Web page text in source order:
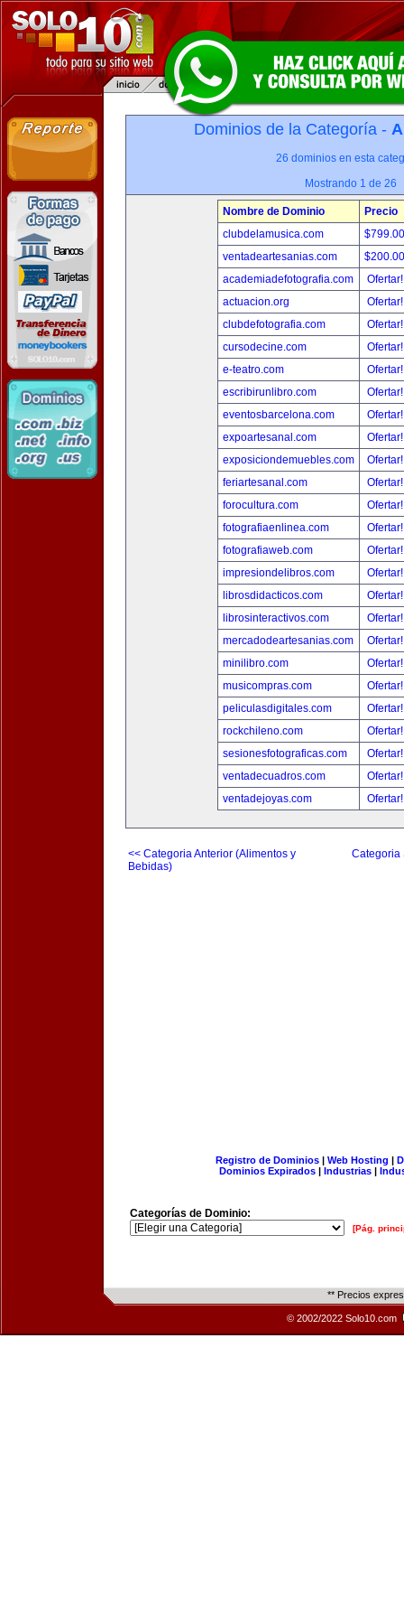
Dominios de la Categoría -
26 dominios en esta
Mostrando 1 de 26
Nombre de Dominio
Precio
clubdelamusica.com
ventadeartesanias.com
academiadefotografia.com
actuacion.org
clubdefotografia.com
cursodecine.com
e-teatro.com
escribirunlibro.com
eventosbarcelona.com
expoartesanal.com
exposiciondemuebles.com
feriartesanal.com
forocultura.com
fotografiaenlinea.com
fotografiaweb.com
impresiondelibros.com
librosdidacticos.com
librosinteractivos.com
mercadodeartesanias.com
minilibro.com
musicompras.com
peliculasdigitales.com
rockchileno.com
sesionesfotograficas.com
ventadecuadros.com
ventadejoyas.com
<< Categoria Anterior (Alimentos y
Bebidas)
Categoria
Registro de Dominios| Web Hosting |
Dominios Expirados | Industrias |
Categorías de Dominio:
[Pág.
** Precios
© 2002/2022 Solo10.com